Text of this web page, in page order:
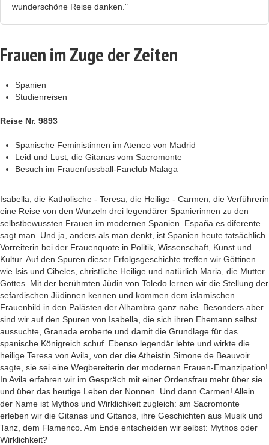
wunderschöne Reise danken."
Frauen im Zuge der Zeiten
Spanien
Studienreisen
Reise Nr. 9893
Spanische Feministinnen im Ateneo von Madrid
Leid und Lust, die Gitanas vom Sacromonte
Besuch im Frauenfussball-Fanclub Malaga
Isabella, die Katholische - Teresa, die Heilige - Carmen, die Verführerin
eine Reise von den Wurzeln drei legendärer Spanierinnen zu den
selbstbewussten Frauen im modernen Spanien. España es diferente
sagt man. Und ja, anders als man denkt, ist Spanien heute tatsächlich
Vorreiterin bei der Frauenquote in Politik, Wissenschaft, Kunst und
Kultur. Auf den Spuren dieser Erfolgsgeschichte treffen wir Göttinen
wie Isis und Cibeles, christliche Heilige und natürlich Maria, die Mutter
Gottes. Mit der berühmten Jüdin von Toledo lernen wir die Stellung der
sefardischen Jüdinnen kennen und kommen dem islamischen
Frauenbild in den Palästen der Alhambra ganz nahe. Besonders aber
sind wir auf den Spuren von Isabella, die sich ihren Ehemann selbst
aussuchte, Granada eroberte und damit die Grundlage für das
spanische Königreich schuf. Ebenso legendär lebte und wirkte die
heilige Teresa von Avila, von der die Atheistin Simone de Beauvoir
sagte, sie sei eine Wegbereiterin der modernen Frauen-Emanzipation!
In Avila erfahren wir im Gespräch mit einer Ordensfrau mehr über sie
und über das heutige Leben der Nonnen. Und dann Carmen! Allein
der Name ist Mythos und Wirklichkeit zugleich: am Sacromonte
erleben wir die Gitanas und Gitanos, ihre Geschichten aus Musik und
Tanz, dem Flamenco. Am Ende entscheiden wir selbst: Mythos oder
Wirklichkeit?